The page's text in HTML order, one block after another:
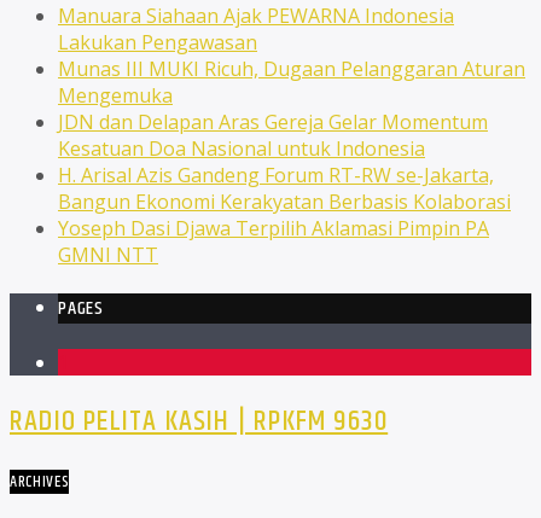
Manuara Siahaan Ajak PEWARNA Indonesia
Lakukan Pengawasan
Munas III MUKI Ricuh, Dugaan Pelanggaran Aturan
Mengemuka
JDN dan Delapan Aras Gereja Gelar Momentum
Kesatuan Doa Nasional untuk Indonesia
H. Arisal Azis Gandeng Forum RT-RW se-Jakarta,
Bangun Ekonomi Kerakyatan Berbasis Kolaborasi
Yoseph Dasi Djawa Terpilih Aklamasi Pimpin PA
GMNI NTT
PAGES
RADIO PELITA KASIH | RPKFM 9630
ARCHIVES